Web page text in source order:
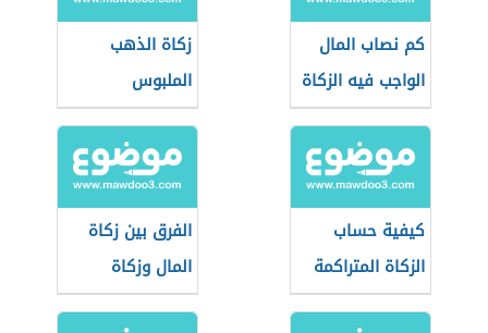
كم نصاب المال
الواجب فيه الزكاة
زكاة الذهب
الملبوس
كيفية حساب
الزكاة المتراكمة
الفرق بين زكاة
المال وزكاة
التجارة